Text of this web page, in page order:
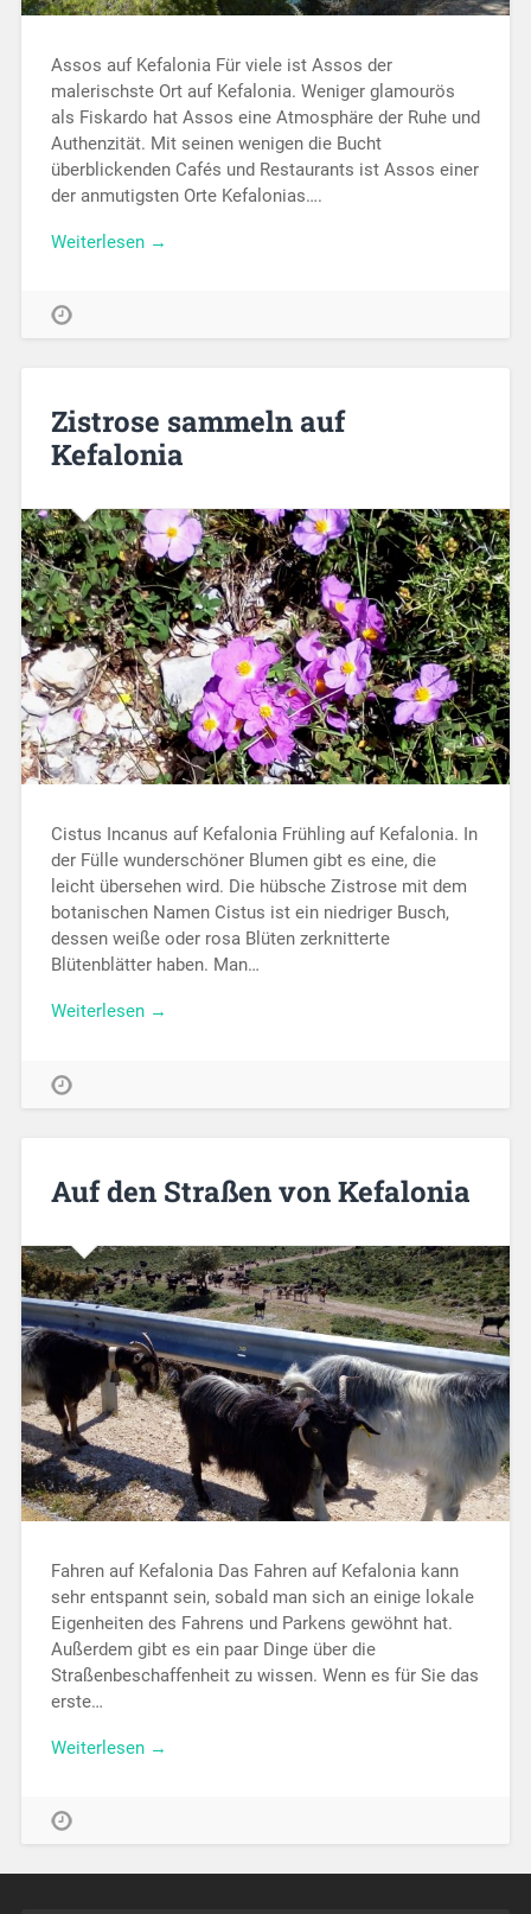
Assos auf Kefalonia Für viele ist Assos der
malerischste Ort auf Kefalonia. Weniger glamourös
als Fiskardo hat Assos eine Atmosphäre der Ruhe und
Authenzität. Mit seinen wenigen die Bucht
überblickenden Cafés und Restaurants ist Assos einer
der anmutigsten Orte Kefalonias….
Weiterlesen →
Zistrose sammeln auf
Kefalonia
Cistus Incanus auf Kefalonia Frühling auf Kefalonia. In
der Fülle wunderschöner Blumen gibt es eine, die
leicht übersehen wird. Die hübsche Zistrose mit dem
botanischen Namen Cistus ist ein niedriger Busch,
dessen weiße oder rosa Blüten zerknitterte
Blütenblätter haben. Man…
Weiterlesen →
Auf den Straßen von Kefalonia
Fahren auf Kefalonia Das Fahren auf Kefalonia kann
sehr entspannt sein, sobald man sich an einige lokale
Eigenheiten des Fahrens und Parkens gewöhnt hat.
Außerdem gibt es ein paar Dinge über die
Straßenbeschaffenheit zu wissen. Wenn es für Sie das
erste…
Weiterlesen →